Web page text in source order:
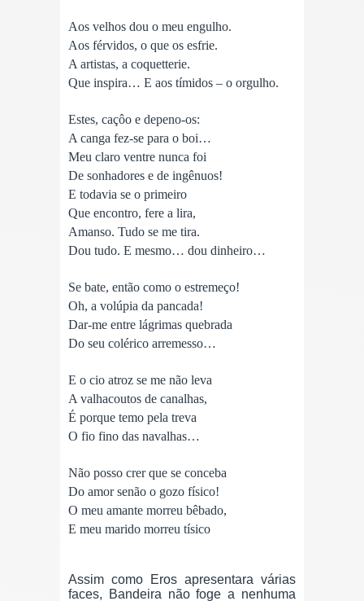
Aos velhos dou o meu engulho.
Aos férvidos, o que os esfrie.
A artistas, a coquetterie.
Que inspira… E aos tímidos – o orgulho.
Estes, caçôo e depeno-os:
A canga fez-se para o boi…
Meu claro ventre nunca foi
De sonhadores e de ingênuos!
E todavia se o primeiro
Que encontro, fere a lira,
Amanso. Tudo se me tira.
Dou tudo. E mesmo… dou dinheiro…
Se bate, então como o estremeço!
Oh, a volúpia da pancada!
Dar-me entre lágrimas quebrada
Do seu colérico arremesso…
E o cio atroz se me não leva
A valhacoutos de canalhas,
É porque temo pela treva
O fio fino das navalhas…
Não posso crer que se conceba
Do amor senão o gozo físico!
O meu amante morreu bêbado,
E meu marido morreu tísico
Assim como Eros apresentara várias
faces, Bandeira não foge a nenhuma